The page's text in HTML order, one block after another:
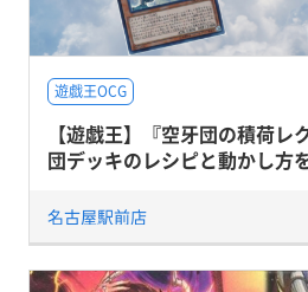
遊戯王OCG
【遊戯王】『空牙団の積荷
団デッキのレシピと動かし方
名古屋駅前店